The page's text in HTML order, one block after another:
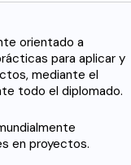
orientado a
para aplicar y
mediante el
todo el diplomado.
en proyectos.